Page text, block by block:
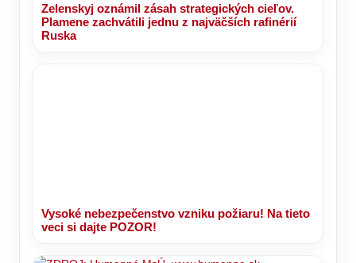
Zelenskyj oznámil zásah strategických cieľov.
Plamene zachvátili jednu z najväčších rafinérií
Ruska
Vysoké nebezpečenstvo vzniku požiaru! Na tieto
veci si dajte POZOR!